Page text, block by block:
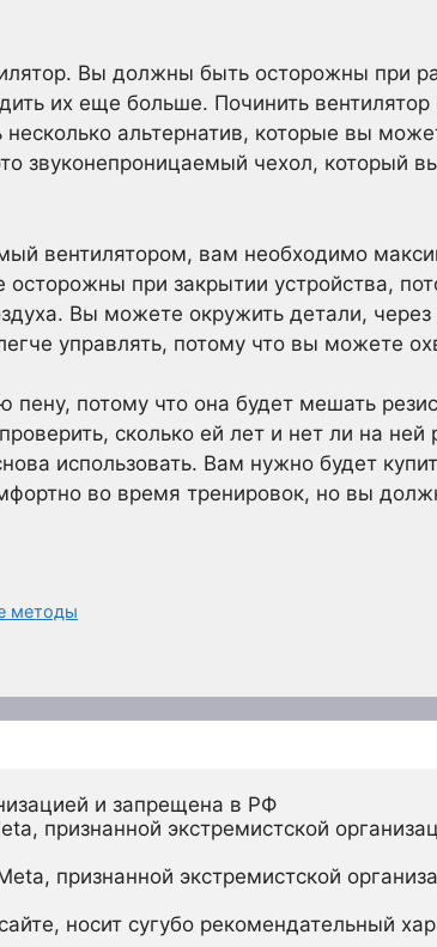
Вы должны быть осторожны при
их еще больше. Починить
альтернатив, которые вы
звуконепроницаемый чехол, который
вентилятором, вам необходимо
при закрытии устройства,
Вы можете окружить детали, через
управлять, потому что вы можете
потому что она будет мешать
сколько ей лет и нет ли на
использовать. Вам нужно будет
во время тренировок, но вы
методы
и запрещена в РФ
признанной экстремистской
признанной экстремистской
носит сугубо рекомендательный